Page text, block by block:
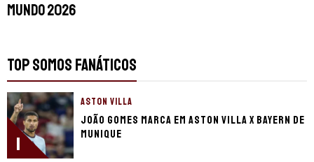
Mundo 2026
TOP SOMOS FANÁTICOS
1
ASTON VILLA
João Gomes marca em Aston Villa x Bayern de
Munique